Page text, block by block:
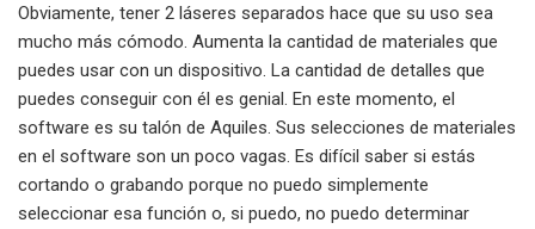
Obviamente, tener 2 láseres separados hace que su uso sea
mucho más cómodo. Aumenta la cantidad de materiales que
puedes usar con un dispositivo. La cantidad de detalles que
puedes conseguir con él es genial. En este momento, el
software es su talón de Aquiles. Sus selecciones de materiales
en el software son un poco vagas. Es difícil saber si estás
cortando o grabando porque no puedo simplemente
seleccionar esa función o, si puedo, no puedo determinar